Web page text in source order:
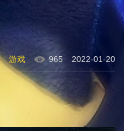
游戏 965 2022-01-20